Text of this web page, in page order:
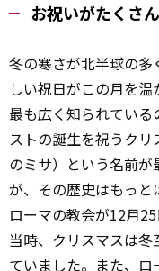
お祝いがたくさん
冬の寒さが北半球の
しい祝日がこの月を
最も広く知られている
ストの誕生を祝うクリ
のミサ）という名前
が、その歴史はもっと
ローマの教会が12月
当時、クリスマスは冬
ていました。また、